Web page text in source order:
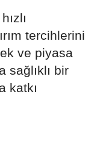
tercihlerini
ve piyasa
sağlıklı bir
katkı